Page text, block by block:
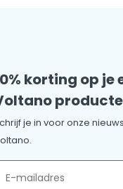
korting op
je in voor onze